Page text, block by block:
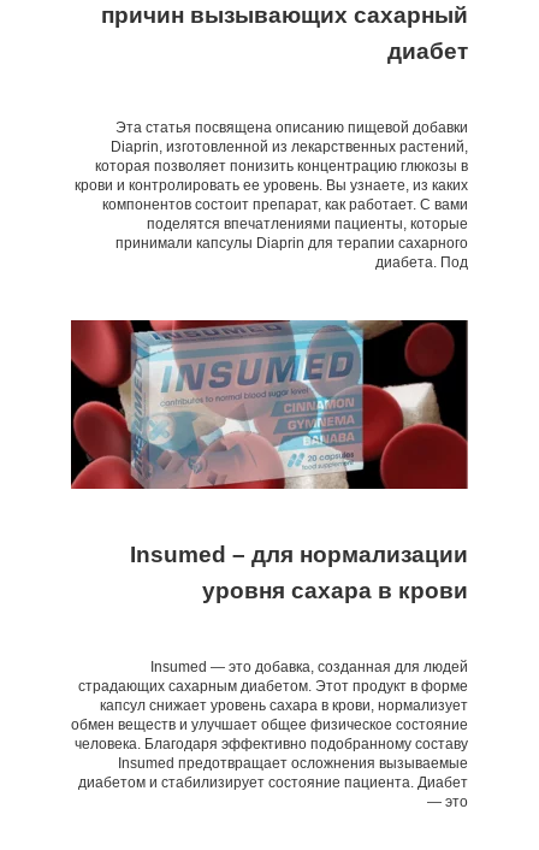
причин вызывающих сахарный
диабет
Эта статья посвящена описанию пищевой добавки
Diaprin, изготовленной из лекарственных растений,
которая позволяет понизить концентрацию глюкозы в
крови и контролировать ее уровень. Вы узнаете, из каких
компонентов состоит препарат, как работает. С вами
поделятся впечатлениями пациенты, которые
принимали капсулы Diaprin для терапии сахарного
диабета. Под
Insumed – для нормализации
уровня сахара в крови
Insumed — это добавка, созданная для людей
страдающих сахарным диабетом. Этот продукт в форме
капсул снижает уровень сахара в крови, нормализует
обмен веществ и улучшает общее физическое состояние
человека. Благодаря эффективно подобранному составу
Insumed предотвращает осложнения вызываемые
диабетом и стабилизирует состояние пациента. Диабет
— это